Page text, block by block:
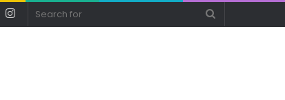
Instagram